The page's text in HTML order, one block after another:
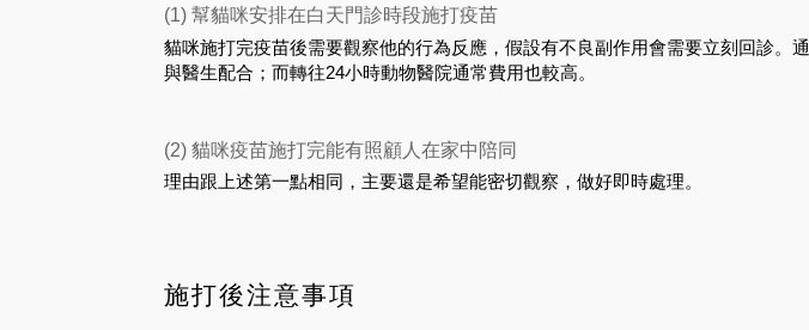
(1) 幫貓咪安排在白天門診時段施打疫苗
貓咪施打完疫苗後需要觀察他的行為反應，假設有不良副作用會需要立刻回診
與醫生配合；而轉往24小時動物醫院通常費用也較高。
(2) 貓咪疫苗施打完能有照顧人在家中陪同
理由跟上述第一點相同，主要還是希望能密切觀察，做好即時處理。
施打後注意事項